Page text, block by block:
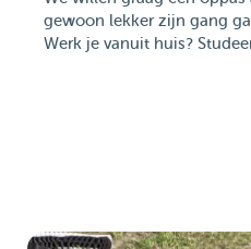
gewoon lekker zijn gang
Werk je vanuit huis?